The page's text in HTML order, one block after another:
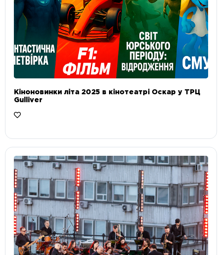
Кіноновинки літа 2025 в кінотеатрі Оскар у ТРЦ
Gulliver